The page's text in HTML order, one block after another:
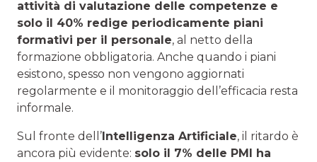
attività di valutazione delle competenze e
solo il 40% redige periodicamente piani
formativi per il personale, al netto della
formazione obbligatoria. Anche quando i piani
esistono, spesso non vengono aggiornati
regolarmente e il monitoraggio dell’efficacia resta
informale.
Sul fronte dell’Intelligenza Artificiale, il ritardo è
ancora più evidente: solo il 7% delle PMI ha